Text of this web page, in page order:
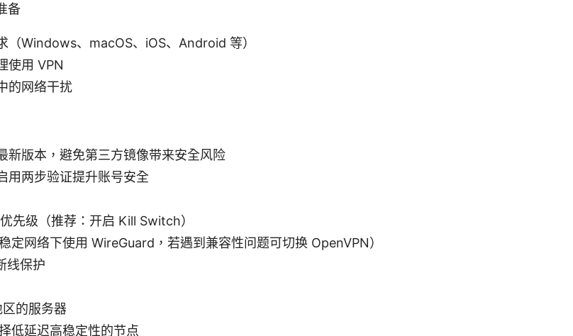
备
（Windows、macOS、iOS、Android 等）
使用 VPN
的网络干扰
新版本，避免第三方镜像带来安全风险
用两步验证提升账号安全
先级（推荐：开启 Kill Switch）
定网络下使用 WireGuard，若遇到兼容性问题可切换 OpenVPN）
线保护
的服务器
低延迟高稳定性的节点